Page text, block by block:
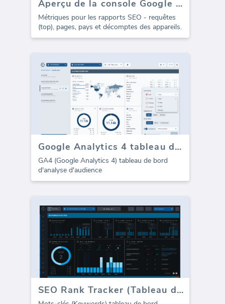
Aperçu de la console Google (Rapport)
Métriques pour les rapports SEO - requêtes
(top), pages, pays et décomptes des appareils.
Google Analytics 4 tableau de bord d'audience
GA4 (Google Analytics 4) tableau de bord
d'analyse d'audience
SEO Rank Tracker (Tableau de bord)